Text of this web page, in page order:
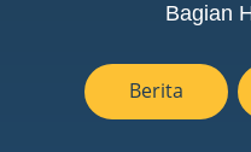
Bagian
Berita